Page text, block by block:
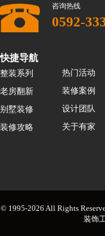
咨询热线
0592-
快捷导航
整装系列
老房翻新
别墅装修
装修攻略
热门活动
装修案例
设计团队
关于有家
© 1995-2026 All Rights
装饰